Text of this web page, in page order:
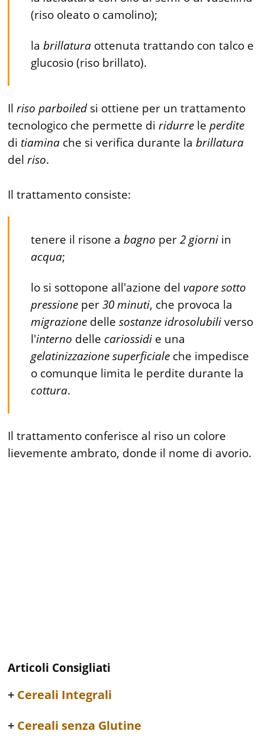
(riso oleato o camolino);
labrillatura ottenuta trattando con talco e
glucosio (riso brillato).
Ilriso parboiledsi ottiene per un trattamento
tecnologico che permette diridurre leperdite
di tiamina che si verifica durante labrillatura
delriso.
Il trattamento consiste:
tenere il risone abagno per2 giorni in
acqua;
lo si sottopone all'azione del vapore sotto
pressione per30minuti, che provoca la
migrazione dellesostanze idrosolubiliverso
l'interno delle cariossidi e una
gelatinizzazione superficiale che impedisce
o comunque limita le perdite durante la
cottura.
Il trattamento conferisce al riso un colore
lievemente ambrato, donde il nome di avorio.
Articoli Consigliati
Cereali Integrali
Cereali senza Glutine